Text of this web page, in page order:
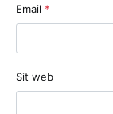
Email *
Sit web